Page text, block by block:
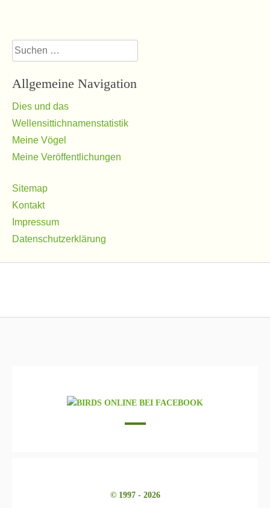
Suchen
nach:
Allgemeine Navigation
Dies und das
Wellensittichnamenstatistik
Meine Vögel
Meine Veröffentlichungen
Sitemap
Kontakt
Impressum
Datenschutzerklärung
© 1997 - 2026